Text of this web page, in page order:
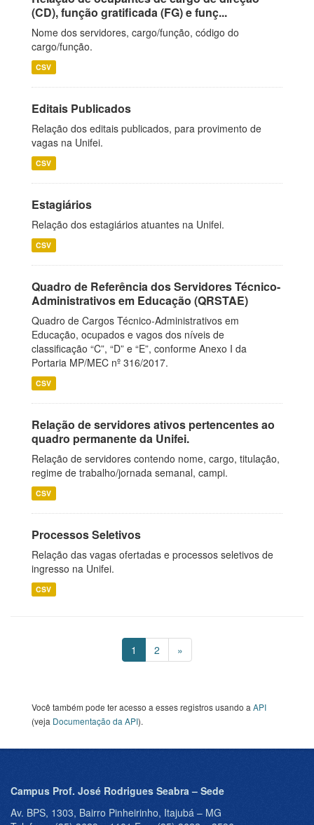
(CD), função gratificada (FG) e funç...
Nome dos servidores, cargo/função, código do
cargo/função.
CSV
Editais Publicados
Relação dos editais publicados, para provimento de
vagas na Unifei.
CSV
Estagiários
Relação dos estagiários atuantes na Unifei.
CSV
Quadro de Referência dos Servidores Técnico-
Administrativos em Educação (QRSTAE)
Quadro de Cargos Técnico-Administrativos em
Educação, ocupados e vagos dos níveis de
classificação “C”, “D” e “E”, conforme Anexo I da
Portaria MP/MEC nº 316/2017.
CSV
Relação de servidores ativos pertencentes ao
quadro permanente da Unifei.
Relação de servidores contendo nome, cargo, titulação,
regime de trabalho/jornada semanal, campi.
CSV
Processos Seletivos
Relação das vagas ofertadas e processos seletivos de
ingresso na Unifei.
CSV
1 2 »
Você também pode ter acesso a esses registros usando a API
(veja Documentação da API).
Campus Prof. José Rodrigues Seabra – Sede
Av. BPS, 1303, Bairro Pinheirinho, Itajubá – MG